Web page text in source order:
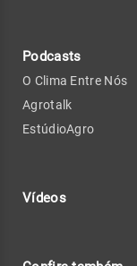
Podcasts
O Clima Entre Nós
Agrotalk
EstúdioAgro
Vídeos